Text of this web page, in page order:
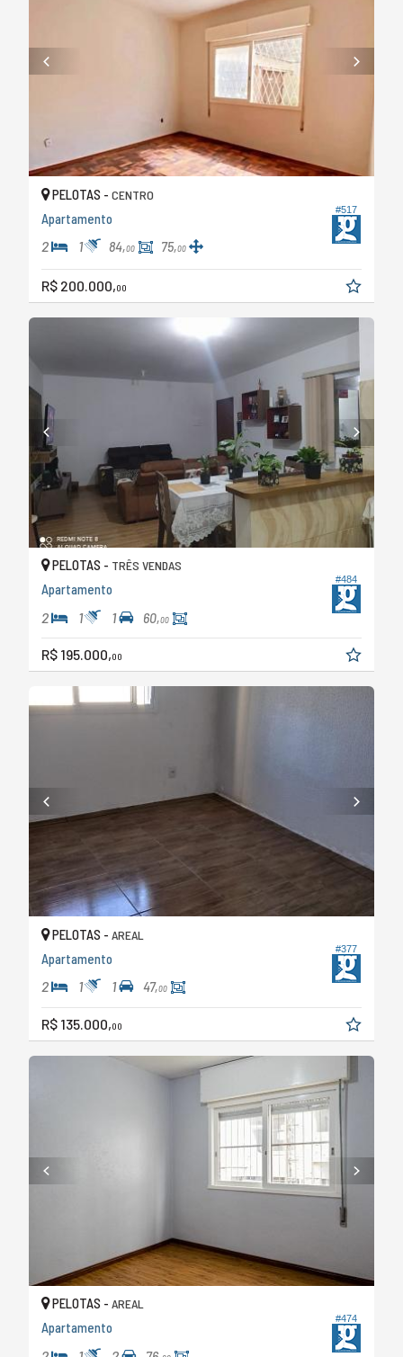
#517
PELOTAS - CENTRO
Apartamento
2 1 84,00 75,00
R$ 200.000,00
#484
PELOTAS - TRÊS VENDAS
Apartamento
2 1 1 60,00
R$ 195.000,00
#377
PELOTAS - AREAL
Apartamento
2 1 1 47,00
R$ 135.000,00
#474
PELOTAS - AREAL
Apartamento